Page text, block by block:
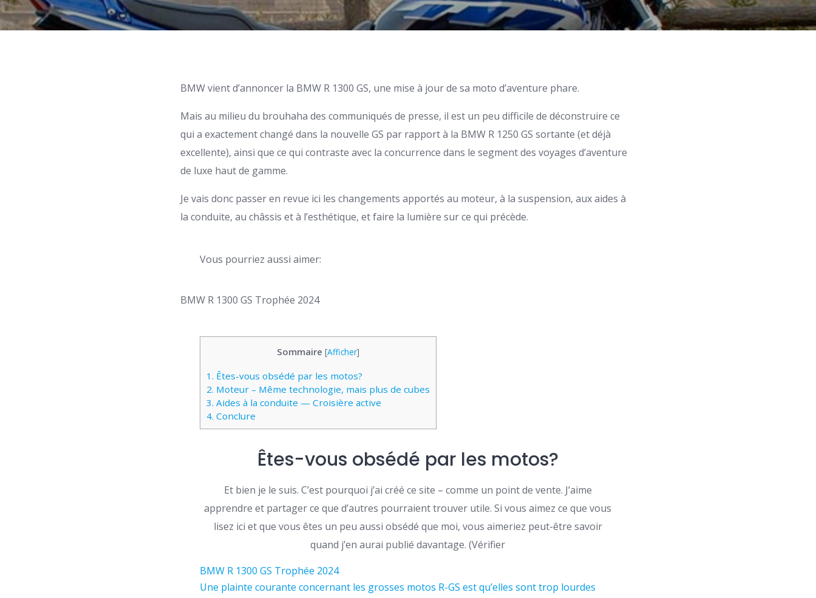
BMW vient d’annoncer la BMW R 1300 GS, une mise à jour de sa moto d’aventure phare.
Mais au milieu du brouhaha des communiqués de presse, il est un peu difficile de déconstruire ce
qui a exactement changé dans la nouvelle GS par rapport à la BMW R 1250 GS sortante (et déjà
excellente), ainsi que ce qui contraste avec la concurrence dans le segment des voyages d’aventure
de luxe haut de gamme.
Je vais donc passer en revue ici les changements apportés au moteur, à la suspension, aux aides à
la conduite, au châssis et à l’esthétique, et faire la lumière sur ce qui précède.
Vous pourriez aussi aimer:
BMW R 1300 GS Trophée 2024
Sommaire [Afficher]
1. Êtes-vous obsédé par les motos?
2. Moteur – Même technologie, mais plus de cubes
3. Aides à la conduite — Croisière active
4. Conclure
Êtes-vous obsédé par les motos?
Et bien je le suis. C’est pourquoi j’ai créé ce site – comme un point de vente. J’aime
apprendre et partager ce que d’autres pourraient trouver utile. Si vous aimez ce que vous
lisez ici et que vous êtes un peu aussi obsédé que moi, vous aimeriez peut-être savoir
quand j’en aurai publié davantage. (Vérifier
BMW R 1300 GS Trophée 2024
Une plainte courante concernant les grosses motos R-GS est qu’elles sont trop lourdes